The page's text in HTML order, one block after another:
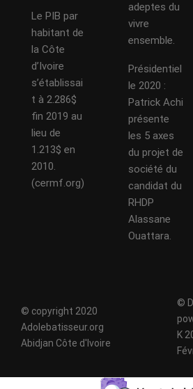
Le PIB par
habitant de
la Côte
d’Ivoire
s’établissai
t à 2.286$
fin 2019 au
lieu de
1.213$ en
2010.
(cermf.org)
adeptes du
vivre
ensemble.
Présidentiel
le 2020 :
Patrick Achi
présente
les 5 axes
du projet de
société du
candidat du
RHDP
Alassane
Ouattara.
© copyright 2020
Adolebatisseur.org
Abidjan Côte d'Ivoire
©
K